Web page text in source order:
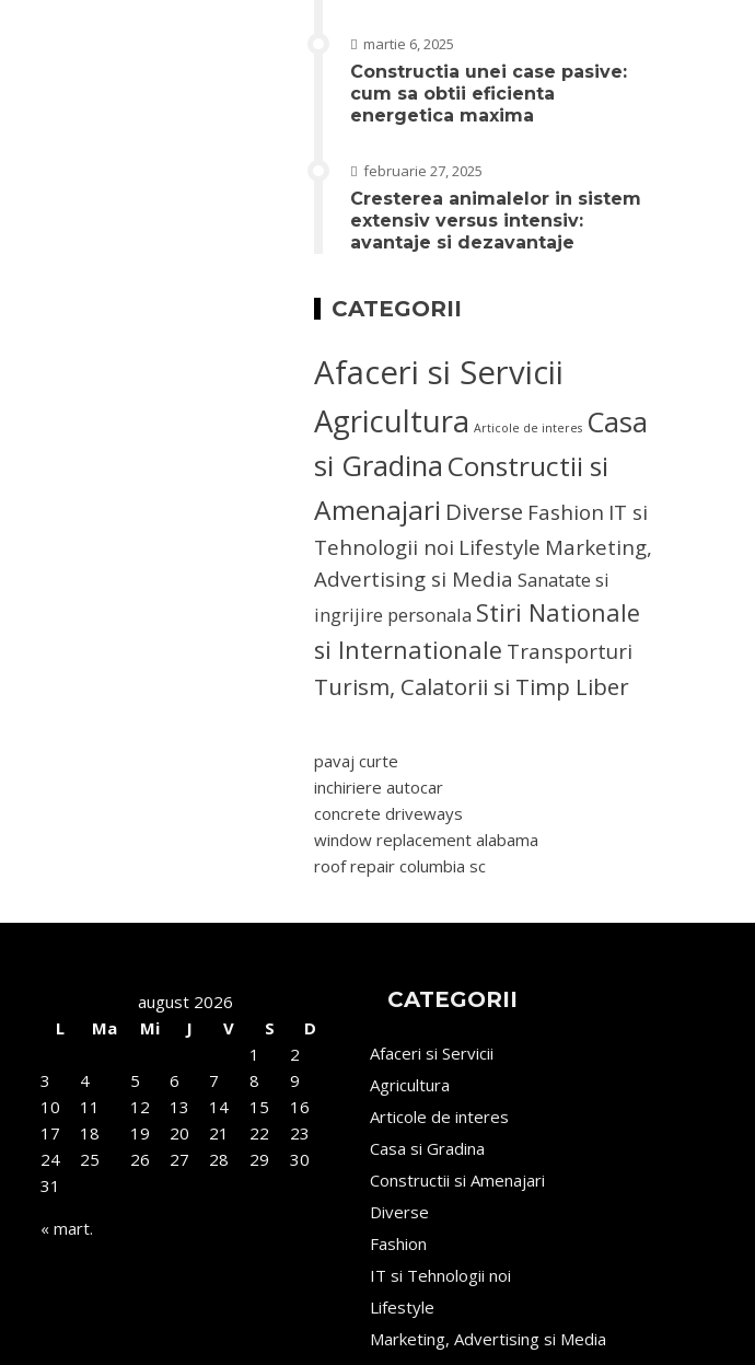
martie 6, 2025
Constructia unei case pasive:
cum sa obtii eficienta
energetica maxima
februarie 27, 2025
Cresterea animalelor in sistem
extensiv versus intensiv:
avantaje si dezavantaje
CATEGORII
Afaceri si Servicii
Agricultura Articole de interes Casa
si Gradina Constructii si
Amenajari Diverse Fashion IT si
Tehnologii noi Lifestyle Marketing,
Advertising si Media Sanatate si
ingrijire personala Stiri Nationale
si Internationale Transporturi
Turism, Calatorii si Timp Liber
pavaj curte
inchiriere autocar
concrete driveways
window replacement alabama
roof repair columbia sc
august 2026
L
Ma Mi J V S
D
1
2
3
4 5 6 7 8
9
10
11 12 13 14 15
16
17
18 19 20 21 22
23
24
25 26 27 28 29
30
31
« mart.
CATEGORII
Afaceri si Servicii
Agricultura
Articole de interes
Casa si Gradina
Constructii si Amenajari
Diverse
Fashion
IT si Tehnologii noi
Lifestyle
Marketing, Advertising si Media